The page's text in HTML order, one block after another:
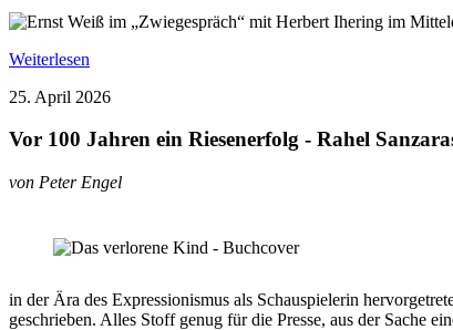
Weiterlesen
25. April 2026
Vor 100 Jahren ein Riesenerfolg - Rahel
von Peter Engel
in der Ära des Expressionismus als Schauspielerin
geschrieben. Alles Stoff genug für die Presse, aus der Sache